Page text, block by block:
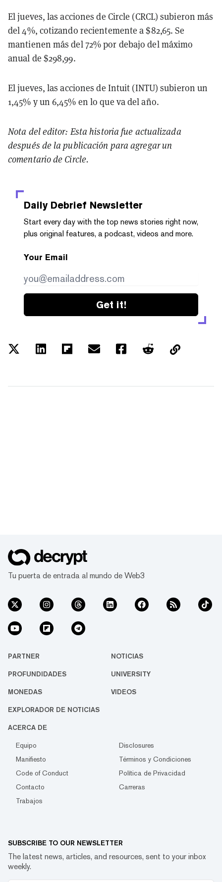
El jueves, las acciones de Circle (CRCL) subieron más
del 4%, cotizando recientemente a $82,65. Se
mantienen más del 72% por debajo del máximo
anual de $298,99.
El jueves, las acciones de Intuit (INTU) subieron un
1,45% y un 6,45% en lo que va del año.
Nota del editor: Esta historia fue actualizada
después de la publicación para agregar un
comentario de Circle.
Daily Debrief Newsletter
Start every day with the top news stories right now,
plus original features, a podcast, videos and more.
Your Email
Get it!
Tu puerta de entrada al mundo de Web3
PARTNER NOTICIAS
PROFUNDIDADES UNIVERSITY
MONEDAS VIDEOS
EXPLORADOR DE NOTICIAS
ACERCA DE
Equipo
Disclosures
Manifiesto
Términos y Condiciones
Code of Conduct
Política de Privacidad
Contacto
Carreras
Trabajos
SUBSCRIBE TO OUR NEWSLETTER
The latest news, articles, and resources, sent to your inbox
weekly.